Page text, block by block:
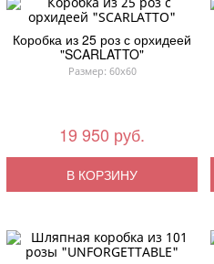
Коробка из 25 роз с орхидеей
"SCARLATTO"
Размер: 60x60
19 950 руб.
В КОРЗИНУ